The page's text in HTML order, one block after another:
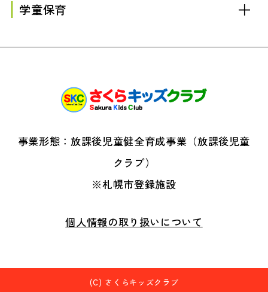
学童保育
事業形態：放課後児童健全育成事業（放課後児童
クラブ）
※札幌市登録施設
個人情報の取り扱いについて
(C) さくらキッズクラブ